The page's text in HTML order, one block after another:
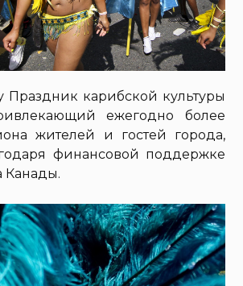
Праздник карибской культуры
ежегодно более
жителей и гостей города,
финансовой поддержке
Канады.